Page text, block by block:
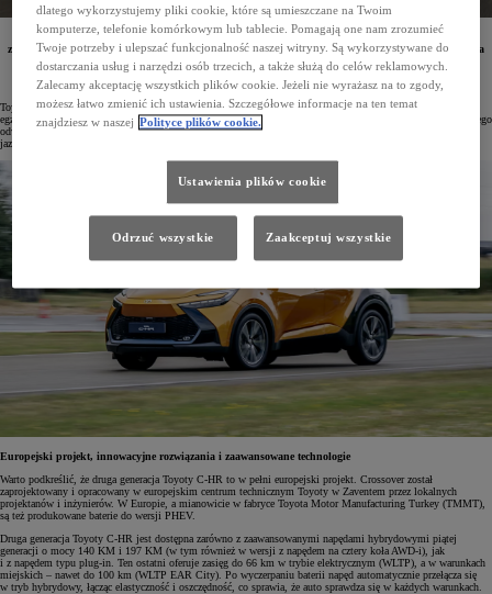
W Europie sprzedano już milion egzemplarzy Toyoty C-HR. Crossover ten został zaprojektowana
z myślą o europejskich kierowcach. Druga generacja modelu – w zależności od rynku – jest dostępna
z nowoczesnymi napędami hybrydowymi piątej generacji lub w wersji Plug-in Hybrid.
Toyota C-HR na europejskim rynku debiutowała w 2016 roku. Od tego czasu sprzedano już milion
egzemplarzy tego crossovera. Zarówno w Europie, jak i w Polsce model ten cieszy się dużą popularnością. Jego
odważny design i nowoczesne technologie docenili klienci stawiający na styl, jakość i radość z codziennej
jazdy.
Europejski projekt, innowacyjne rozwiązania i zaawansowane technologie
Warto podkreślić, że druga generacja Toyoty C-HR to w pełni europejski projekt. Crossover został
zaprojektowany i opracowany w europejskim centrum technicznym Toyoty w Zaventem przez lokalnych
projektanów i inżynierów. W Europie, a mianowicie w fabryce Toyota Motor Manufacturing Turkey (TMMT),
są też produkowane baterie do wersji PHEV.
Druga generacja Toyoty C-HR jest dostępna zarówno z zaawansowanymi napędami hybrydowymi piątej
generacji o mocy 140 KM i 197 KM (w tym również w wersji z napędem na cztery koła AWD-i), jak
i z napędem typu plug-in. Ten ostatni oferuje zasięg do 66 km w trybie elektrycznym (WLTP), a w warunkach
miejskich – nawet do 100 km (WLTP EAR City). Po wyczerpaniu baterii napęd automatycznie przełącza się
w tryb hybrydowy, łącząc elastyczność i oszczędność, co sprawia, że auto sprawdza się w każdych warunkach.
dlatego wykorzystujemy pliki cookie, które są umieszczane na Twoim
komputerze, telefonie komórkowym lub tablecie. Pomagają one nam zrozumieć
Twoje potrzeby i ulepszać funkcjonalność naszej witryny. Są wykorzystywane do
dostarczania usług i narzędzi osób trzecich, a także służą do celów reklamowych.
Zalecamy akceptację wszystkich plików cookie. Jeżeli nie wyrażasz na to zgody,
możesz łatwo zmienić ich ustawienia. Szczegółowe informacje na ten temat
znajdziesz w naszej Polityce plików cookie.
Ustawienia plików cookie
Odrzuć wszystkie Zaakceptuj wszystkie